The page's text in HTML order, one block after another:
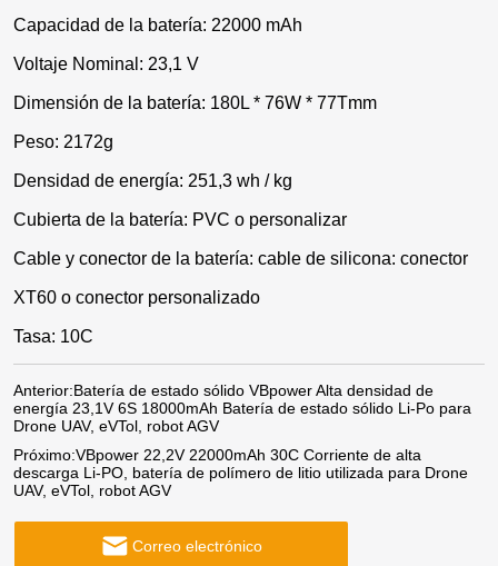
Capacidad de la batería: 22000 mAh
Voltaje Nominal: 23,1 V
Dimensión de la batería: 180L * 76W * 77Tmm
Peso: 2172g
Densidad de energía: 251,3 wh / kg
Cubierta de la batería: PVC o personalizar
Cable y conector de la batería: cable de silicona: conector
XT60 o conector personalizado
Tasa: 10C
Anterior:Batería de estado sólido VBpower Alta densidad de
energía 23,1V 6S 18000mAh Batería de estado sólido Li-Po para
Drone UAV, eVTol, robot AGV
Próximo:VBpower 22,2V 22000mAh 30C Corriente de alta
descarga Li-PO, batería de polímero de litio utilizada para Drone
UAV, eVTol, robot AGV
Correo electrónico